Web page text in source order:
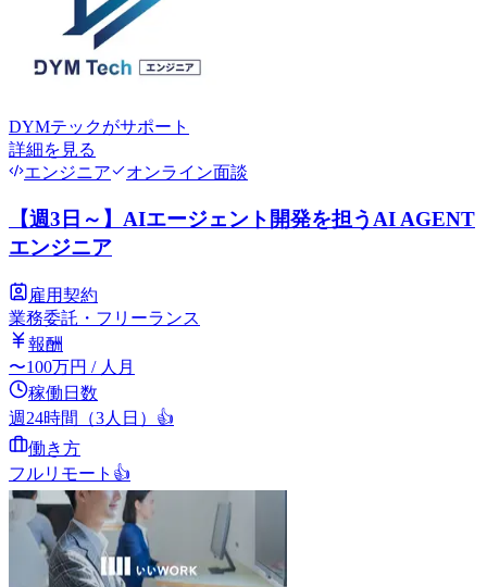
DYMテックがサポート
詳細を見る
エンジニア
オンライン面談
【週3日～】AIエージェント開発を担うAI AGENT
エンジニア
雇用契約
業務委託・フリーランス
報酬
〜100万円 / 人月
稼働日数
週24時間（3人日） 👍
働き方
フルリモート 👍